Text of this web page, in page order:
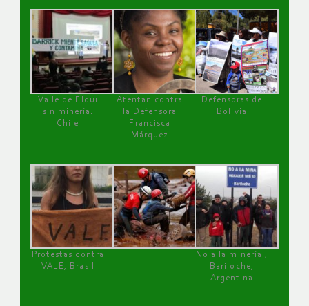
Valle de Elqui
sin minería.
Chile
Atentan contra
la Defensora
Francisca
Márquez
Defensoras de
Bolivia
Protestas contra
VALE, Brasil
No a la minería ,
Bariloche,
Argentina